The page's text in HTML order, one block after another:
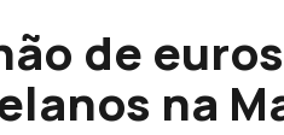
de
na